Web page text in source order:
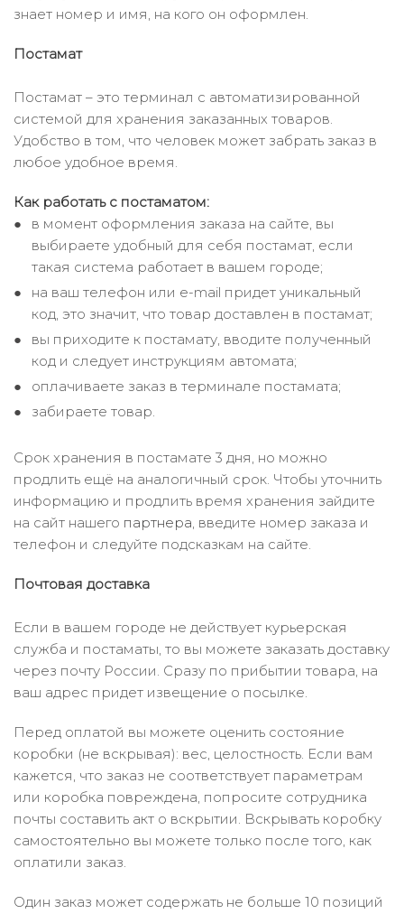
знает номер и имя, на кого он оформлен.
Постамат
Постамат – это терминал с автоматизированной
системой для хранения заказанных товаров.
Удобство в том, что человек может забрать заказ в
любое удобное время.
Как работать с постаматом:
в момент оформления заказа на сайте, вы
выбираете удобный для себя постамат, если
такая система работает в вашем городе;
на ваш телефон или e-mail придет уникальный
код, это значит, что товар доставлен в постамат;
вы приходите к постамату, вводите полученный
код и следует инструкциям автомата;
оплачиваете заказ в терминале постамата;
забираете товар.
Срок хранения в постамате 3 дня, но можно
продлить ещё на аналогичный срок. Чтобы уточнить
информацию и продлить время хранения зайдите
на сайт нашего партнера, введите номер заказа и
телефон и следуйте подсказкам на сайте.
Почтовая доставка
Если в вашем городе не действует курьерская
служба и постаматы, то вы можете заказать доставку
через почту России. Сразу по прибытии товара, на
ваш адрес придет извещение о посылке.
Перед оплатой вы можете оценить состояние
коробки (не вскрывая): вес, целостность. Если вам
кажется, что заказ не соответствует параметрам
или коробка повреждена, попросите сотрудника
почты составить акт о вскрытии. Вскрывать коробку
самостоятельно вы можете только после того, как
оплатили заказ.
Один заказ может содержать не больше 10 позиций